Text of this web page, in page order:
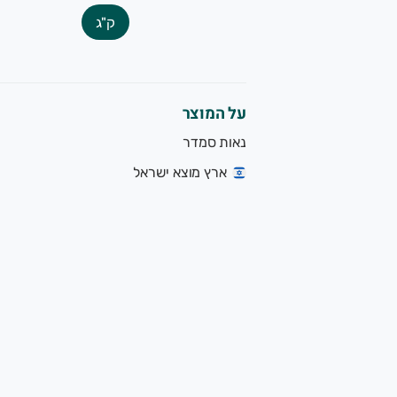
ק"ג
על המוצר
נאות סמדר
ארץ מוצא ישראל